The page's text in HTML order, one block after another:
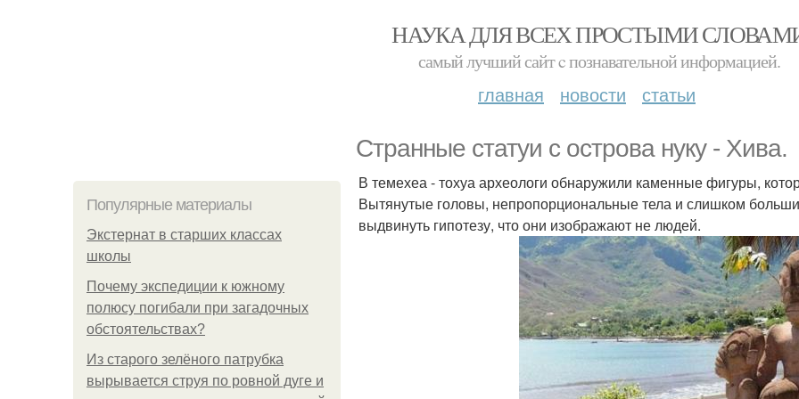
НАУКА ДЛЯ ВСЕХ ПРОСТЫМИ
самый лучший сайт c познавательной информацией.
главная новости статьи
Странные статуи с острова нуку - Хива.
Популярные материалы
Экстернат в старших классах
школы
Почему экспедиции к южному
полюсу погибали при загадочных
обстоятельствах?
Из старого зелёного патрубка
вырывается струя по ровной дуге и
В темехеа - тохуа археологи обнаружили каменные фигуры,
Вытянутые головы, непропорциональные тела и слишком
выдвинуть гипотезу, что они изображают не людей.